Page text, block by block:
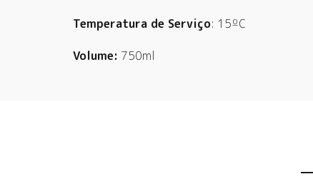
Temperatura de Serviço: 15ºC
Volume: 750ml